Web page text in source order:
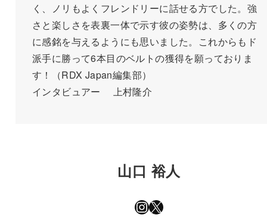
く、ノリもよくフレンドリーに話せる方でした。強
さと楽しさを表裏一体で示す彼の姿勢は、多くの方
に感銘を与えるようにも思いました。これからもド
派手に勝って6本目のベルトの獲得を願っておりま
す！（RDX Japan編集部）
インタビュアー 上村隆介
山口 裕人
Instagram
X